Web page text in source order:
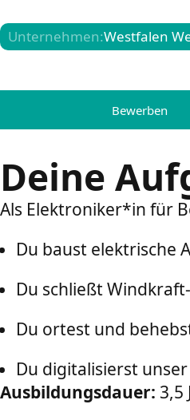
Unternehmen:Westfalen
Bewerben
Deine
Als Elektroniker*in für
Du baust elektrische
Du schließt
Du ortest und
Du digitalisierst
Ausbildungsdauer: 3,5